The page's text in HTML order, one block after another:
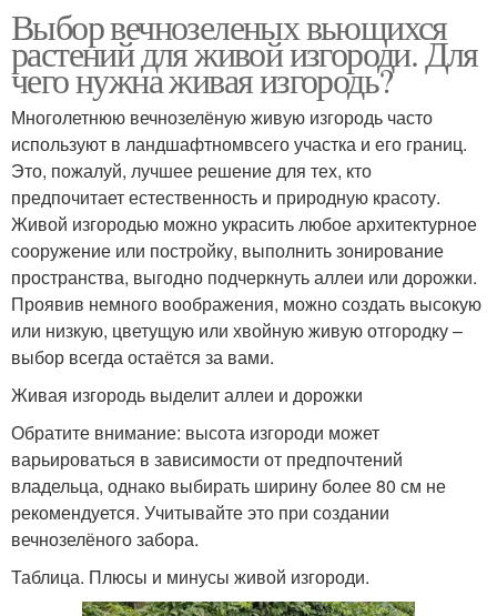
Выбор вечнозеленых вьющихся
растений для живой изгороди. Для
чего нужна живая изгородь?
Многолетнюю вечнозелёную живую изгородь часто
используют в ландшафтномвсего участка и его границ.
Это, пожалуй, лучшее решение для тех, кто
предпочитает естественность и природную красоту.
Живой изгородью можно украсить любое архитектурное
сооружение или постройку, выполнить зонирование
пространства, выгодно подчеркнуть аллеи или дорожки.
Проявив немного воображения, можно создать высокую
или низкую, цветущую или хвойную живую отгородку –
выбор всегда остаётся за вами.
Живая изгородь выделит аллеи и дорожки
Обратите внимание: высота изгороди может
варьироваться в зависимости от предпочтений
владельца, однако выбирать ширину более 80 см не
рекомендуется. Учитывайте это при создании
вечнозелёного забора.
Таблица. Плюсы и минусы живой изгороди.